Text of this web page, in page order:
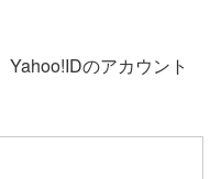
のアカウント